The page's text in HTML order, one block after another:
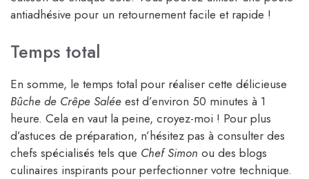
antiadhésive pour un retournement facile et rapide !
Temps total
En somme, le temps total pour réaliser cette délicieuse
Bûche de Crêpe Salée est d’environ 50 minutes à 1
heure. Cela en vaut la peine, croyez-moi ! Pour plus
d’astuces de préparation, n’hésitez pas à consulter des
chefs spécialisés tels que Chef Simon ou des blogs
culinaires inspirants pour perfectionner votre technique.